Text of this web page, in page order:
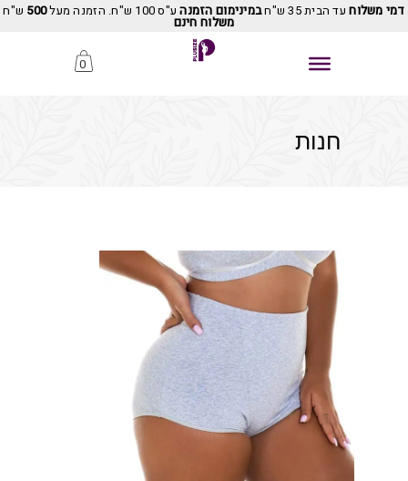
דמי משלוחעד הבית 35 ש"ח במינימום הזמנהע"ס 100 ש"ח. הזמנה מעל 500 ש"ח
משלוח חינם
0
חנות